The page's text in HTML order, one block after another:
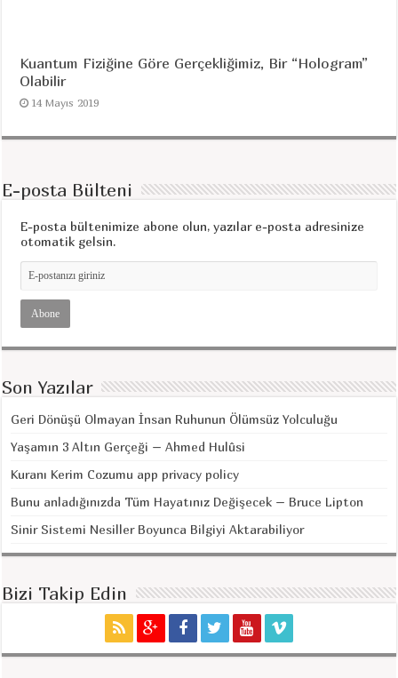
Kuantum Fiziğine Göre Gerçekliğimiz, Bir “Hologram”
Olabilir
14 Mayıs 2019
E-posta Bülteni
E-posta bültenimize abone olun, yazılar e-posta adresinize
otomatik gelsin.
Son Yazılar
Geri Dönüşü Olmayan İnsan Ruhunun Ölümsüz Yolculuğu
Yaşamın 3 Altın Gerçeği – Ahmed Hulûsi
Kuranı Kerim Cozumu app privacy policy
Bunu anladığınızda Tüm Hayatınız Değişecek – Bruce Lipton
Sinir Sistemi Nesiller Boyunca Bilgiyi Aktarabiliyor
Bizi Takip Edin